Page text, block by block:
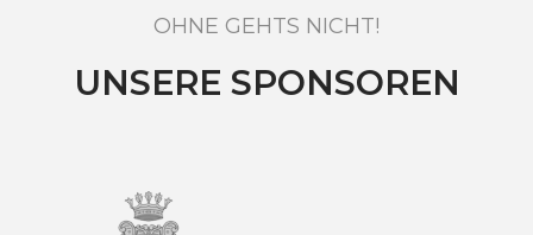
OHNE GEHTS NICHT!
UNSERE SPONSOREN